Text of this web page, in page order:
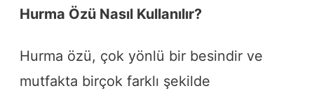
Hurma Özü Nasıl Kullanılır?
Hurma özü, çok yönlü bir besindir ve
mutfakta birçok farklı şekilde